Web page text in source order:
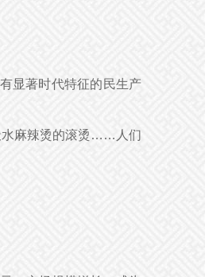
显著时代特征的民生产
水麻辣烫的滚烫……人们